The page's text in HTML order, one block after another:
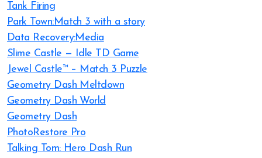
Tank Firing
Park Town:Match 3 with a story
Data Recovery:Media
Slime Castle — Idle TD Game
Jewel Castle™ – Match 3 Puzzle
Geometry Dash Meltdown
Geometry Dash World
Geometry Dash
PhotoRestore Pro
Talking Tom: Hero Dash Run